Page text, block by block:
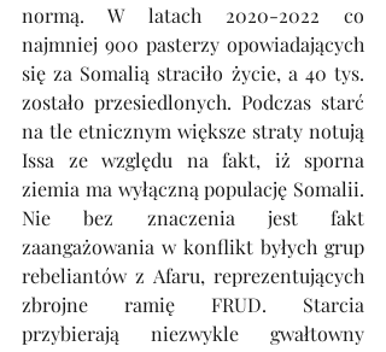
normą. W latach 2020-2022 co
najmniej 900 pasterzy opowiadających
się za Somalią straciło życie, a 40 tys.
zostało przesiedlonych. Podczas starć
na tle etnicznym większe straty notują
Issa ze względu na fakt, iż sporna
ziemia ma wyłączną populację Somalii.
Nie bez znaczenia jest fakt
zaangażowania w konflikt byłych grup
rebeliantów z Afaru, reprezentujących
zbrojne ramię FRUD. Starcia
przybierają niezwykle gwałtowny